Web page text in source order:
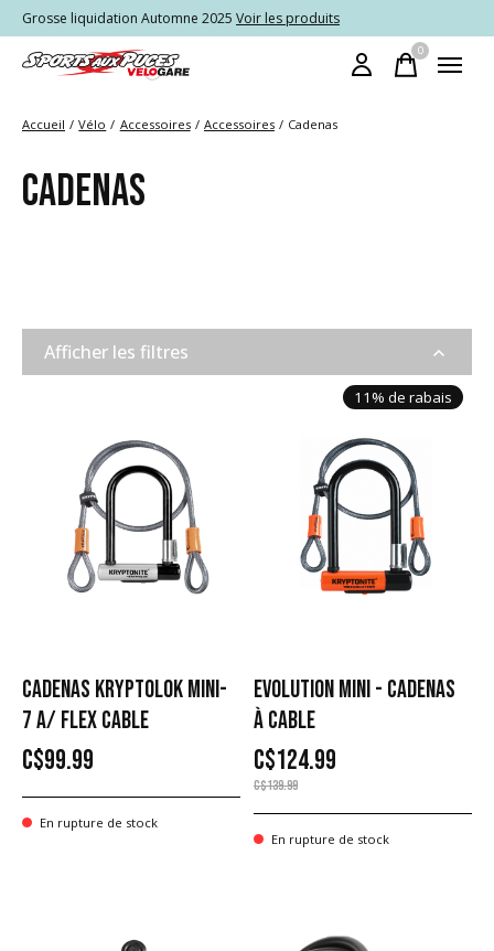
Grosse liquidation Automne 2025 Voir les produits
0items
Accueil / Vélo / Accessoires / Accessoires / Cadenas
CADENAS
Afficher les filtres
CADENAS KRYPTOLOK MINI-
7 A/ FLEX CABLE
C$99.99
En rupture de stock
11% de rabais
EVOLUTION MINI - CADENAS
À CABLE
C$124.99
C$139.99
En rupture de stock